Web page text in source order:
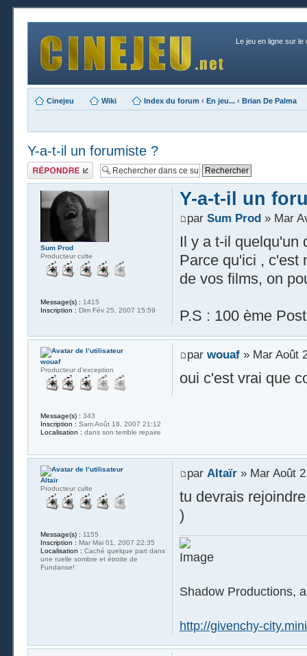
Le jeu en ligne sur le
Cinejeu Wiki Index du forum ‹ En jeu... ‹ Brian De Palma
Y-a-t-il un forumiste ?
Publier une
réponse
Y-a-t-il un
par Sum Prod» Mar
Il y a t-il quelqu'un
Parce qu'ici , c'est
de vos films, on
P.S : 100 ème Post
Sum Prod
Producteur culte
Message(s) : 1415
Inscription : Dim Fév 25, 2007 15:59
par wouaf» Mar Août
oui c'est vrai que
wouaf
Producteur d'exception
Message(s) : 343
Inscription : Sam Août 18, 2007 21:12
Localisation : dans son terrible repaire
par Altaïr» Mar Août
tu devrais
)
Shadow Productions,
http://givenchy-
Altaïr
Producteur culte
Message(s) : 1155
Inscription : Mar Mai 01, 2007 22:35
Localisation : Caché quelque part dans
une ruelle sombre et étroite de
Fundanse!